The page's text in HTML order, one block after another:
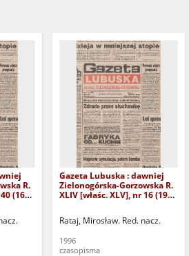
R.
(16
Gazeta Lubuska : dawniej
Zielonogórska-Gorzowska R.
XLIV [właśc. XLV], nr 16 (19
Rataj, Mirosław. Red. nacz.
1996
czasopisma